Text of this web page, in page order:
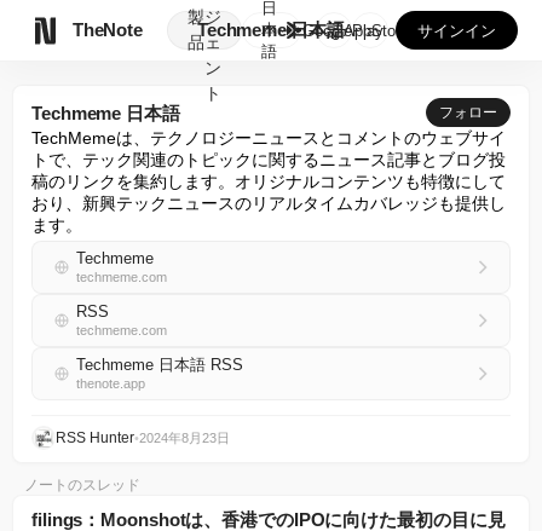
TheNote
製
品
ジ
ェ
ン
ト
Techmeme 日本語
日
本
語
GooglePlay
AppStore サインイン
Techmeme 日本語 フォロー
TechMemeは、テクノロジーニュースとコメントのウェブサイ
トで、テック関連のトピックに関するニュース記事とブログ投
稿のリンクを集約します。オリジナルコンテンツも特徴にして
おり、新興テックニュースのリアルタイムカバレッジも提供し
ます。
Techmeme
techmeme.com
RSS
techmeme.com
Techmeme 日本語 RSS
thenote.app
RSS Hunter•2024年8月23日
ノートのスレッド
filings：Moonshotは、香港でのIPOに向けた最初の目に見